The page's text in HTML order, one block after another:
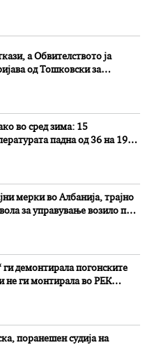
а Обвителството ја
од Тошковски за
во сред зима: 15
падна од 36 на 19
мерки во Aлбанија, трајно
за управување возило под
демонтирала погонските
не ги монтирала во РЕК
поранешен судија на